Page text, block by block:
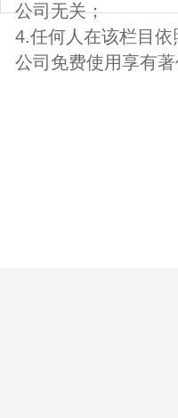
公司无关；
4.任何人在该栏目
公司免费使用享有